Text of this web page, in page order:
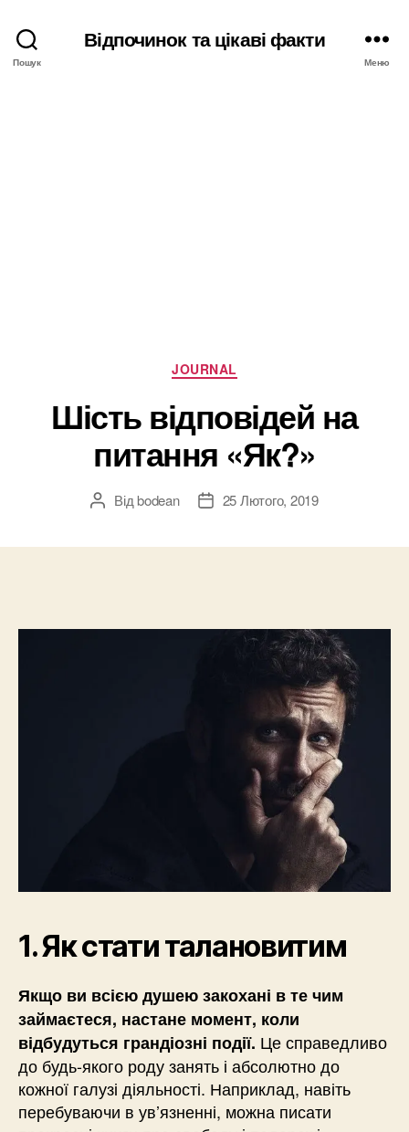
Пошук
Відпочинок та цікаві факти
Меню
Категорії
JOURNAL
Шість відповідей на
питання «Як?»
Автор
Відbodean
Дата25 Лютого, 2019
1. Як стати талановитим
Якщо ви всією душею закохані в те чим
займаєтеся, настане момент, коли
відбудуться грандіозні події. Це справедливо
до будь-якого роду занять і абсолютно до
кожної галузі діяльності. Наприклад, навіть
перебуваючи в ув’язненні, можна писати